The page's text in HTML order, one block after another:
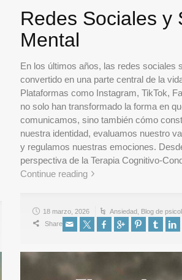
Redes Sociales y
Mental
En los últimos años, las redes sociales
convertido en una parte central de la
Plataformas como Instagram, TikTok,
no solo han transformado la forma en
comunicamos, sino también cómo
nuestra identidad, evaluamos nuestro
y regulamos nuestras emociones.
perspectiva de la Terapia Cognitivo-
Continue reading
18 marzo, 2026 Ansiedad Blog de
Share